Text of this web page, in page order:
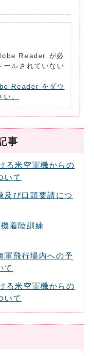
Reader が必
ールされていない
Reader をダウ
。
事
る米空軍機からの
いて
及び口頭要請につ
着陸訓練
軍飛行場内への予
て
る米空軍機からの
いて